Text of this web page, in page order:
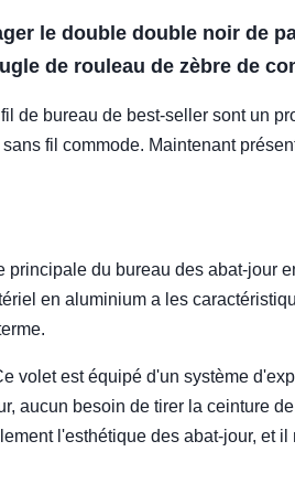
le double double noir de
de rouleau de zèbre de
de bureau de best-seller sont un
fil commode. Maintenant
principale du bureau des abat-jour
en aluminium a les
volet est équipé d'un système
aucun besoin de tirer la ceinture
l'esthétique des abat-jour, et